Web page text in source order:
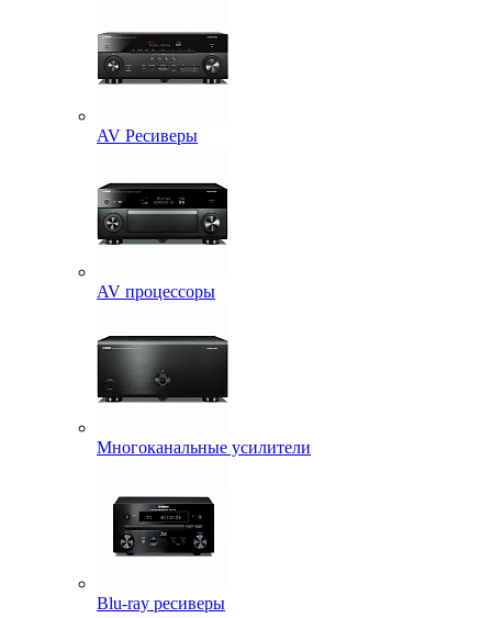
AV Ресиверы
AV процессоры
Многоканальные усилители
Blu-ray ресиверы